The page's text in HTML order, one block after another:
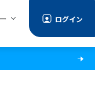
ログイン